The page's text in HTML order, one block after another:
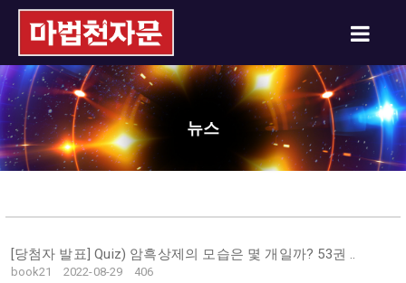
뉴스
[당첨자 발표] Quiz) 암흑상제의 모습은 몇 개일까? 53권 ..
book21 2022-08-29 406